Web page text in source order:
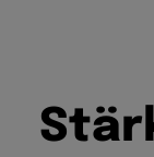
Stär